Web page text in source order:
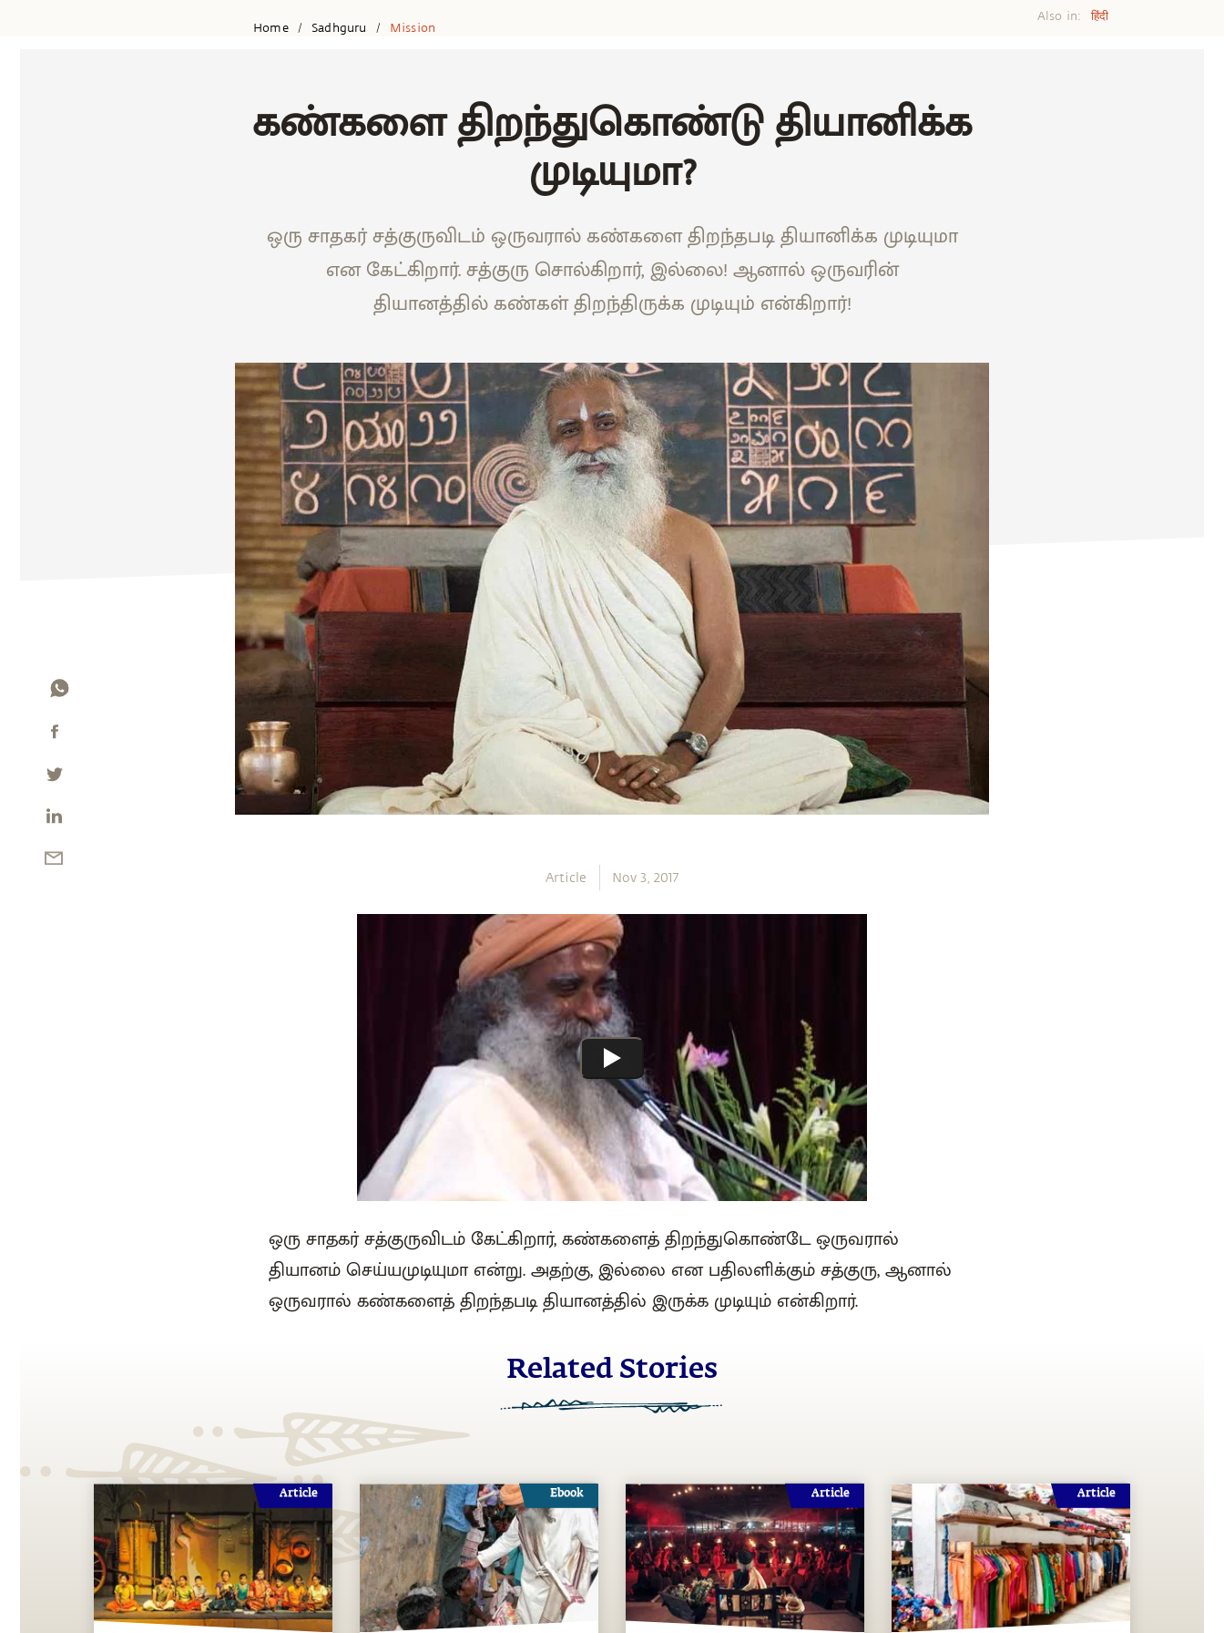
Home / Sadhguru / Mission
Also in: हिंदी
கண்களை திறந்துகொண்டு தியானிக்க
முடியுமா?
ஒரு சாதகர் சத்குருவிடம் ஒருவரால் கண்களை திறந்தபடி தியானிக்க முடியுமா
என கேட்கிறார். சத்குரு சொல்கிறார், இல்லை! ஆனால் ஒருவரின்
தியானத்தில் கண்கள் திறந்திருக்க முடியும் என்கிறார்!
Article Nov 3, 2017
ஒரு சாதகர் சத்குருவிடம் கேட்கிறார், கண்களைத் திறந்துகொண்டே ஒருவரால்
தியானம் செய்யமுடியுமா என்று. அதற்கு, இல்லை என பதிலளிக்கும் சத்குரு, ஆனால்
ஒருவரால் கண்களைத் திறந்தபடி தியானத்தில் இருக்க முடியும் என்கிறார்.
Related Stories
Article Ebook Article Article